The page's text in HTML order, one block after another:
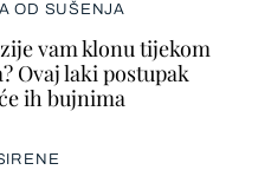
OD SUŠENJA
vam klonu tijekom
Ovaj laki postupak
ih bujnima